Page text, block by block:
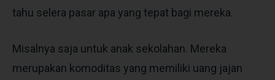
tahu selera pasar apa yang tepat bagi mereka.
Misalnya saja untuk anak sekolahan. Mereka
merupakan komoditas yang memiliki uang jajan